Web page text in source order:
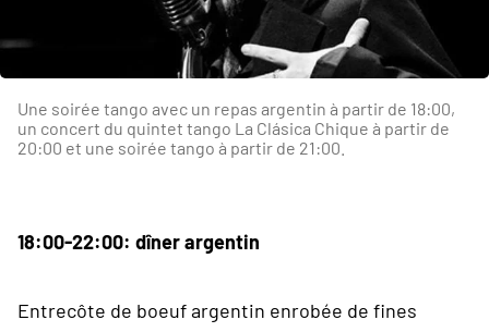
Une soirée tango avec un repas argentin à partir de 18:00,
un concert du quintet tango La Clásica Chique à partir de
20:00 et une soirée tango à partir de 21:00.
18:00-22:00: dîner argentin
Entrecôte de boeuf argentin enrobée de fines